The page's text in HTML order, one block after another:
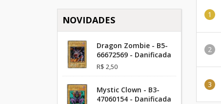
NOVIDADES
Dragon Zombie - B5-
66672569 - Danificada
R$ 2,50
Mystic Clown - B3-
47060154 - Danificada